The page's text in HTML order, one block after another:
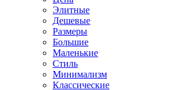
Элитные
Дешевые
Размеры
Большие
Маленькие
Стиль
Минимализм
Классические